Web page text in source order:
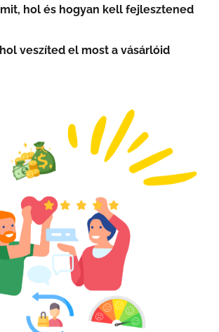
mit, hol és hogyan kell fejlesztened
hol veszíted el most a vásárlóid